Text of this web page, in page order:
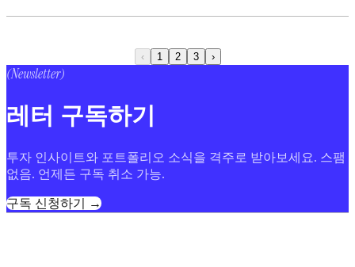
‹ 1 2 3 ›
(Newsletter)
레터 구독하기
투자 인사이트와 포트폴리오 소식을 격주로 받아보세요. 스팸
없음. 언제든 구독 취소 가능.
구독 신청하기 →